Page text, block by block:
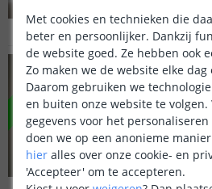
OP VOORRAAD
87,95
NIEUW
Neon warm
39,95
Plug & play
Voor 23:45 uur besteld,
5 jaar
Met cookies en technieken die
beter en persoonlijker. Dankzij
de website goed. Ze hebben ook
Zo maken we de website elke
Daarom gebruiken we
en buiten onze website te
gegevens voor het
doen we op een anonieme
hier alles over onze cookie- en
'Accepteer' om te accepteren.